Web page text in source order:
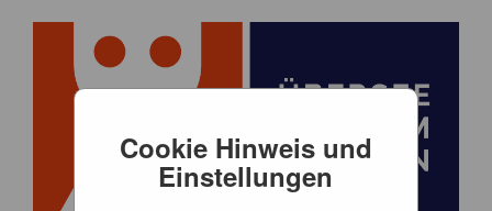
Cookie Hinweis und
Einstellungen